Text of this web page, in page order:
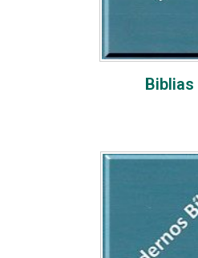
Biblias